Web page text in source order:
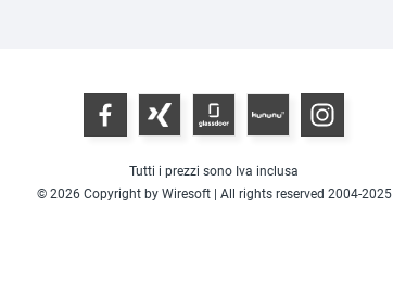
Tutti i prezzi sono Iva inclusa
© 2026 Copyright by Wiresoft | All rights reserved 2004-2025